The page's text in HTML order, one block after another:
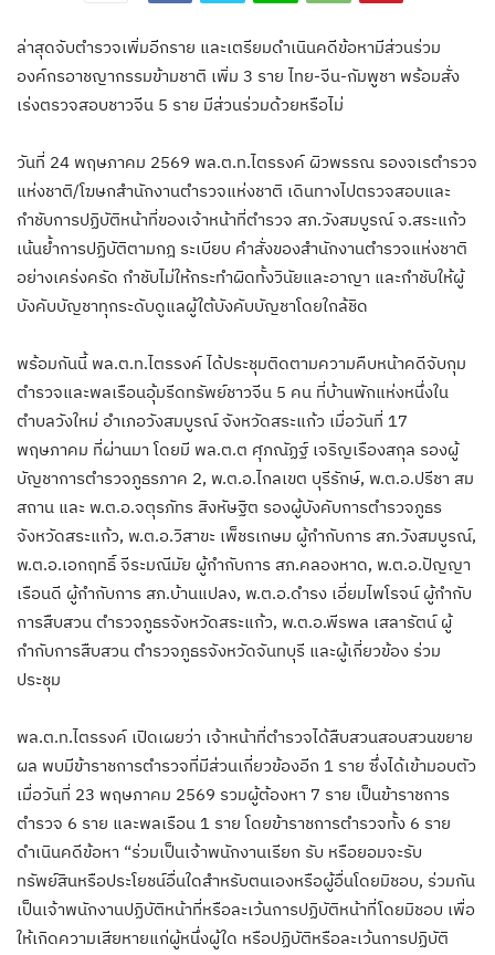
ล่าสุดจับตำรวจเพิ่มอีกราย และเตรียมดำเนินคดีข้อหามีส่วนร่วม
องค์กรอาชญากรรมข้ามชาติ เพิ่ม 3 ราย ไทย-จีน-กัมพูชา พร้อมสั่ง
เร่งตรวจสอบชาวจีน 5 ราย มีส่วนร่วมด้วยหรือไม่
วันที่ 24 พฤษภาคม 2569 พล.ต.ท.ไตรรงค์ ผิวพรรณ รองจเรตำรวจ
แห่งชาติ/โฆษกสำนักงานตำรวจแห่งชาติ เดินทางไปตรวจสอบและ
กำชับการปฏิบัติหน้าที่ของเจ้าหน้าที่ตำรวจ สภ.วังสมบูรณ์ จ.สระแก้ว
เน้นย้ำการปฏิบัติตามกฎ ระเบียบ คำสั่งของสำนักงานตำรวจแห่งชาติ
อย่างเคร่งครัด กำชับไม่ให้กระทำผิดทั้งวินัยและอาญา และกำชับให้ผู้
บังคับบัญชาทุกระดับดูแลผู้ใต้บังคับบัญชาโดยใกล้ชิด
พร้อมกันนี้ พล.ต.ท.ไตรรงค์ ได้ประชุมติดตามความคืบหน้าคดีจับกุม
ตำรวจและพลเรือนอุ้มรีดทรัพย์ชาวจีน 5 คน ที่บ้านพักแห่งหนึ่งใน
ตำบลวังใหม่ อำเภอวังสมบูรณ์ จังหวัดสระแก้ว เมื่อวันที่ 17
พฤษภาคม ที่ผ่านมา โดยมี พล.ต.ต ศุภณัฏฐ์ เจริญเรืองสกุล รองผู้
บัญชาการตำรวจภูธรภาค 2, พ.ต.อ.ไกลเขต บุรีรักษ์, พ.ต.อ.ปรีชา สม
สถาน และ พ.ต.อ.จตุรภัทร สิงหัษฐิต รองผู้บังคับการตำรวจภูธร
จังหวัดสระแก้ว, พ.ต.อ.วิสาขะ เพ็ชรเกษม ผู้กำกับการ สภ.วังสมบูรณ์,
พ.ต.อ.เอกฤทธิ์ จีระมณีมัย ผู้กำกับการ สภ.คลองหาด, พ.ต.อ.ปัญญา
เรือนดี ผู้กำกับการ สภ.บ้านแปลง, พ.ต.อ.ดำรง เอี่ยมไพโรจน์ ผู้กำกับ
การสืบสวน ตำรวจภูธรจังหวัดสระแก้ว, พ.ต.อ.พีรพล เสลารัตน์ ผู้
กำกับการสืบสวน ตำรวจภูธรจังหวัดจันทบุรี และผู้เกี่ยวข้อง ร่วม
ประชุม
พล.ต.ท.ไตรรงค์ เปิดเผยว่า เจ้าหน้าที่ตำรวจได้สืบสวนสอบสวนขยาย
ผล พบมีข้าราชการตำรวจที่มีส่วนเกี่ยวข้องอีก 1 ราย ซึ่งได้เข้ามอบตัว
เมื่อวันที่ 23 พฤษภาคม 2569 รวมผู้ต้องหา 7 ราย เป็นข้าราชการ
ตำรวจ 6 ราย และพลเรือน 1 ราย โดยข้าราชการตำรวจทั้ง 6 ราย
ดำเนินคดีข้อหา “ร่วมเป็นเจ้าพนักงานเรียก รับ หรือยอมจะรับ
ทรัพย์สินหรือประโยชน์อื่นใดสำหรับตนเองหรือผู้อื่นโดยมิชอบ, ร่วมกัน
เป็นเจ้าพนักงานปฏิบัติหน้าที่หรือละเว้นการปฏิบัติหน้าที่โดยมิชอบ เพื่อ
ให้เกิดความเสียหายแก่ผู้หนึ่งผู้ใด หรือปฏิบัติหรือละเว้นการปฏิบัติ